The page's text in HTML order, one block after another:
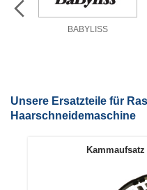
BABYLISS
Unsere Ersatzteile für
Haarschneidemaschine
Kammaufsatz